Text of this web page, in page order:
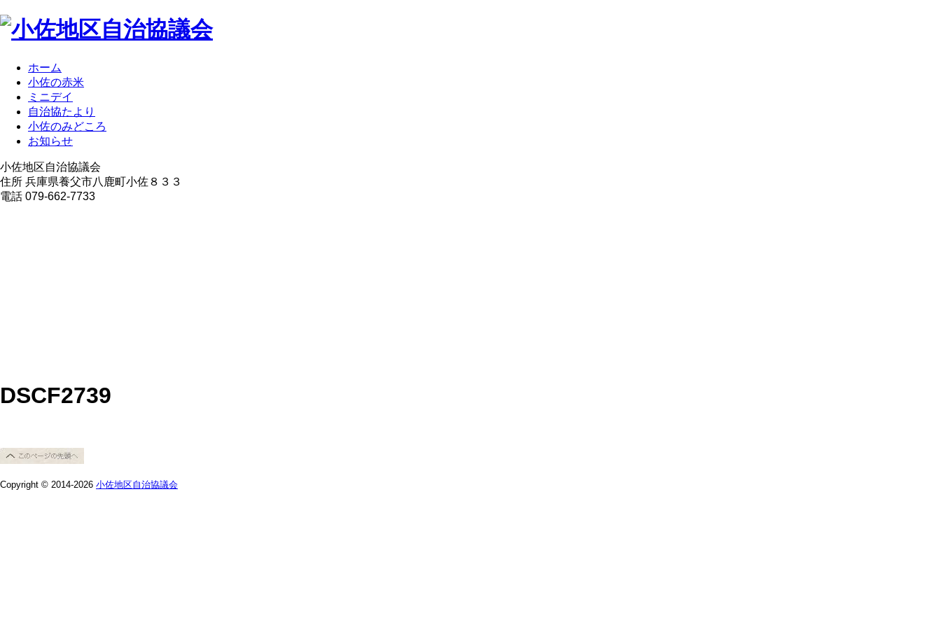
ホーム
小佐の赤米
ミニデイ
自治協たより
小佐のみどころ
お知らせ
小佐地区自治協議会
住所 兵庫県養父市八鹿町小佐８３３
電話 079-662-7733
DSCF2739
Copyright © 2014-2026 小佐地区自治協議会